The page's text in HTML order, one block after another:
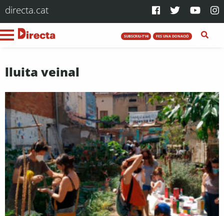
directa.cat
SUBSCRIU-T'HI FES UNA DONACIÓ
lluita veinal